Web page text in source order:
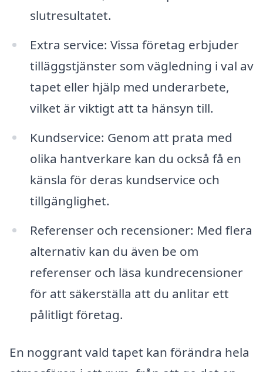
slutresultatet.
Extra service: Vissa företag erbjuder
tilläggstjänster som vägledning i val av
tapet eller hjälp med underarbete,
vilket är viktigt att ta hänsyn till.
Kundservice: Genom att prata med
olika hantverkare kan du också få en
känsla för deras kundservice och
tillgänglighet.
Referenser och recensioner: Med flera
alternativ kan du även be om
referenser och läsa kundrecensioner
för att säkerställa att du anlitar ett
pålitligt företag.
En noggrant vald tapet kan förändra hela